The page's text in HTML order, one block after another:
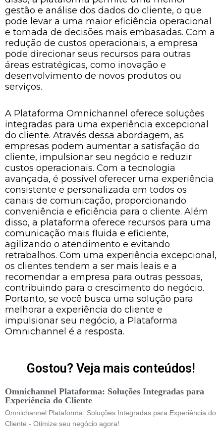
gestão e análise dos dados do cliente, o que
pode levar a uma maior eficiência operacional
e tomada de decisões mais embasadas. Com a
redução de custos operacionais, a empresa
pode direcionar seus recursos para outras
áreas estratégicas, como inovação e
desenvolvimento de novos produtos ou
serviços.
A Plataforma Omnichannel oferece soluções
integradas para uma experiência excepcional
do cliente. Através dessa abordagem, as
empresas podem aumentar a satisfação do
cliente, impulsionar seu negócio e reduzir
custos operacionais. Com a tecnologia
avançada, é possível oferecer uma experiência
consistente e personalizada em todos os
canais de comunicação, proporcionando
conveniência e eficiência para o cliente. Além
disso, a plataforma oferece recursos para uma
comunicação mais fluida e eficiente,
agilizando o atendimento e evitando
retrabalhos. Com uma experiência excepcional,
os clientes tendem a ser mais leais e a
recomendar a empresa para outras pessoas,
contribuindo para o crescimento do negócio.
Portanto, se você busca uma solução para
melhorar a experiência do cliente e
impulsionar seu negócio, a Plataforma
Omnichannel é a resposta.
Gostou? Veja mais conteúdos!
Omnichannel Plataforma: Soluções Integradas para
Experiência do Cliente
Omnichannel Plataforma: Soluções Integradas para Experiência do
Cliente - Otimize seu negócio agora!